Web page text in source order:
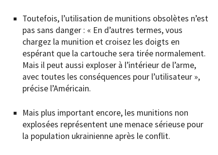
Toutefois, l’utilisation de munitions obsolètes n’est
pas sans danger : « En d’autres termes, vous
chargez la munition et croisez les doigts en
espérant que la cartouche sera tirée normalement.
Mais il peut aussi exploser à l’intérieur de l’arme,
avec toutes les conséquences pour l’utilisateur »,
précise l’Américain.
Mais plus important encore, les munitions non
explosées représentent une menace sérieuse pour
la population ukrainienne après le conflit.